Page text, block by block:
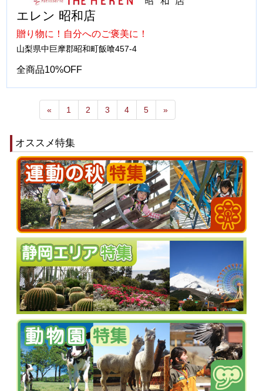
エレン 昭和店
贈り物に！自分へのご褒美に！
山梨県中巨摩郡昭和町飯喰457-4
全商品10%OFF
« 1 2 3 4 5 »
オススメ特集